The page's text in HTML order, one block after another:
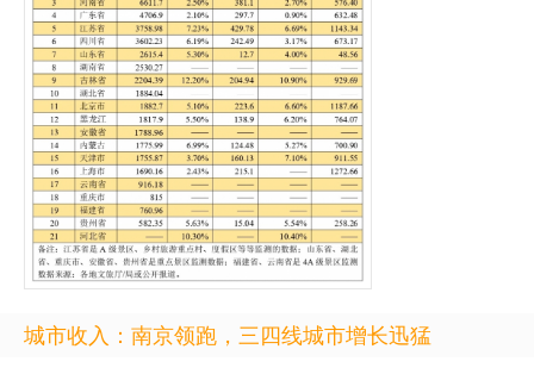
城市收入：南京领跑，三四线城市增长迅猛